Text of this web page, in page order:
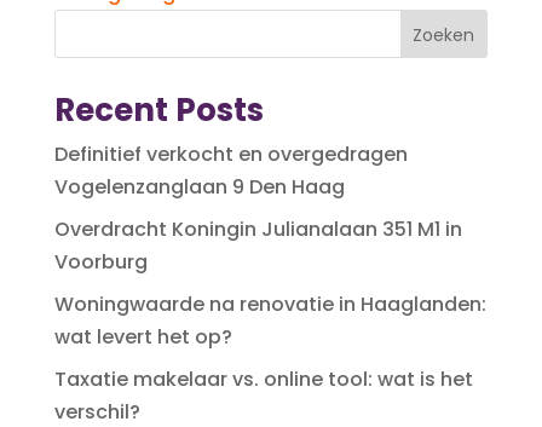
Zoeken
Recent Posts
Definitief verkocht en overgedragen
Vogelenzanglaan 9 Den Haag
Overdracht Koningin Julianalaan 351 M1 in
Voorburg
Woningwaarde na renovatie in Haaglanden:
wat levert het op?
Taxatie makelaar vs. online tool: wat is het
verschil?